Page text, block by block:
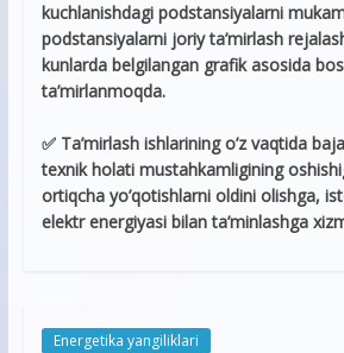
kuchlanishdagi podstansiyalarni
podstansiyalarni joriy ta’mirlash
kunlarda belgilangan grafik asosida
ta’mirlanmoqda.
✅ Ta’mirlash ishlarining o’z vaqtida
texnik holati mustahkamligining
ortiqcha yo’qotishlarni oldini olishga,
elektr energiyasi bilan ta’minlashga
Energetika yangiliklari